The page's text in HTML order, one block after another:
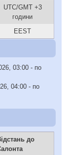
UTC/GMT +3
години
EEST
03:00 - по
04:00 - по
до